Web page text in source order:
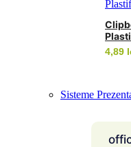
4,89
Sisteme